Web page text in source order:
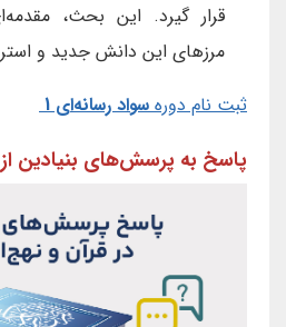
قرار گیرد. این بحث،
مرزهای این دانش جدید و
ثبت نام دورهسواد رسانه‌ای 1
پاسخ به پرسش‌های بنیادین از